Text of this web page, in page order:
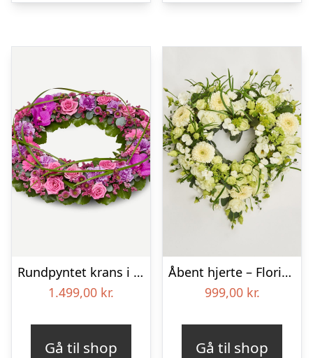
Rundpyntet krans i klassisk stil – pink
1.499,00 kr.
Gå til shop
Åbent hjerte – Floristens kreative valg
999,00 kr.
Gå til shop